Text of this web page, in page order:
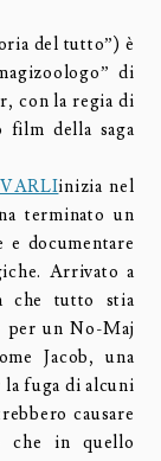
del tutto”) è
di
con la regia di
della saga
inizia nel
terminato un
documentare
Arrivato a
che tutto stia
per un No-Maj
Jacob, una
la fuga di alcuni
causare
che in quello